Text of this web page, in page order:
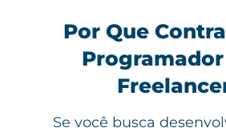
Sistemas Seguros e
Escaláveis
Precisa de um sistema robusto,
modernizar aplicações
Por Que
Programador
Se você busca